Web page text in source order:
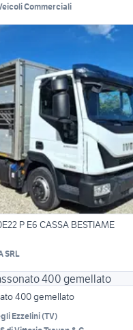
Commerciali
P E6 CASSA BESTIAME
SRL
400 gemellato
Ezzelini(TV)